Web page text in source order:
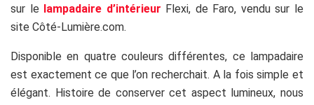
sur le lampadaire d’intérieur Flexi, de Faro, vendu sur le
site Côté-Lumière.com.
Disponible en quatre couleurs différentes, ce lampadaire
est exactement ce que l’on recherchait. A la fois simple et
élégant. Histoire de conserver cet aspect lumineux, nous